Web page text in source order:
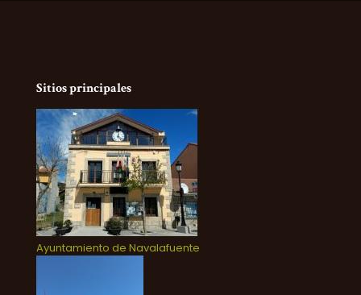
Sitios principales
Ayuntamiento de Navalafuente